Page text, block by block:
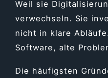
Weil sie
verwechseln. Sie
nicht in klare
Software, alte
Die häufigsten